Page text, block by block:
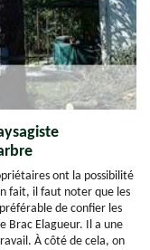
ont la possibilité
fait, il faut noter que les
de confier les
Brac Elagueur. Il a une
À côté de cela, on